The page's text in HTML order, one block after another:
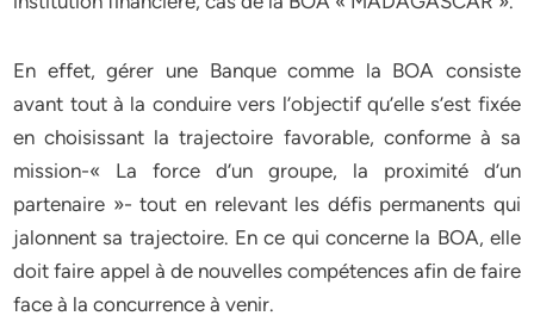
En effet, gérer une Banque comme la BOA consiste
avant tout à la conduire vers l’objectif qu’elle s’est fixée
en choisissant la trajectoire favorable, conforme à sa
mission-« La force d’un groupe, la proximité d’un
partenaire »- tout en relevant les défis permanents qui
jalonnent sa trajectoire. En ce qui concerne la BOA, elle
doit faire appel à de nouvelles compétences afin de faire
face à la concurrence à venir.